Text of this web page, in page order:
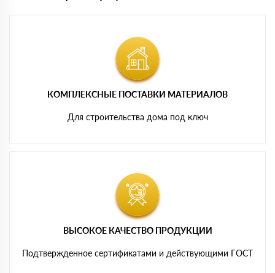
КОМПЛЕКСНЫЕ ПОСТАВКИ МАТЕРИАЛОВ
Для строительства дома под ключ
ВЫСОКОЕ КАЧЕСТВО ПРОДУКЦИИ
Подтвержденное сертификатами и действующими ГОСТ